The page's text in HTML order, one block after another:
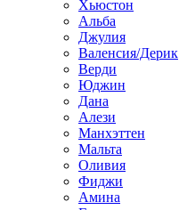
Хьюстон
Альба
Джулия
Валенсия/Дерик
Верди
Юджин
Дана
Алези
Манхэттен
Мальта
Оливия
Фиджи
Амина